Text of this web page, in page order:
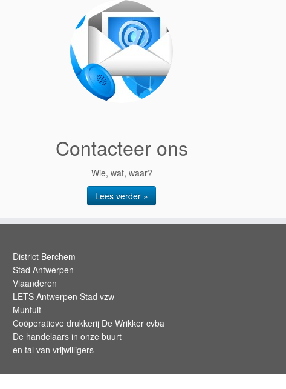
Contacteer ons
Wie, wat, waar?
Lees verder »
District Berchem
Stad Antwerpen
Vlaanderen
LETS Antwerpen Stad vzw
Muntuit
Coöperatieve drukkerij De Wrikker cvba
De handelaars in onze buurt
en tal van vrijwilligers